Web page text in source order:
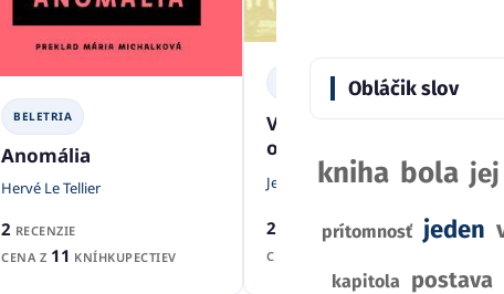
BELETRIA
Anomália
Hervé Le Tellier
2 RECENZIE
CENA Z 11 KNÍHKUPECTIEV
BELETRIA
Valčík stromov a
oblohy
Jean-Michel Guenassia
2 RECENZIE
CENA Z
Obláčik slov
kniha bola jej
prítomnosť jeden
kapitola postava